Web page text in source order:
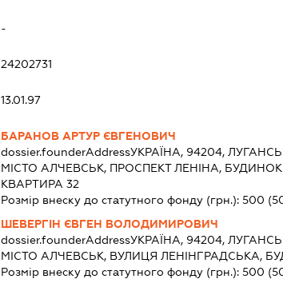
-
24202731
13.01.97
БАРАНОВ АРТУР ЄВГЕНОВИЧ
dossier.founderAddressУКРАЇНА, 94204,
МІСТО АЛЧЕВСЬК, ПРОСПЕКТ ЛЕНІНА, БУДИНОК
КВАРТИРА 32
Розмір внеску до статутного фонду (грн.): 500
ШЕВЕРГІН ЄВГЕН ВОЛОДИМИРОВИЧ
dossier.founderAddressУКРАЇНА, 94204,
МІСТО АЛЧЕВСЬК, ВУЛИЦЯ ЛЕНІНГРАДСЬКА,
Розмір внеску до статутного фонду (грн.): 500